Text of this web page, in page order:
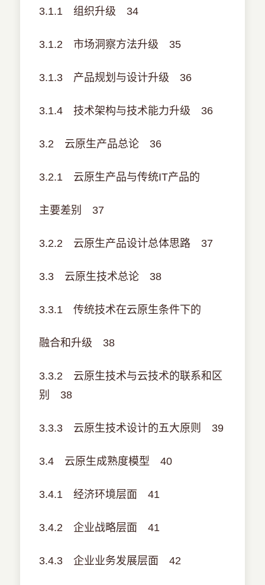
3.1.1 组织升级 34
3.1.2 市场洞察方法升级 35
3.1.3 产品规划与设计升级 36
3.1.4 技术架构与技术能力升级 36
3.2 云原生产品总论 36
3.2.1 云原生产品与传统IT产品的
主要差别 37
3.2.2 云原生产品设计总体思路 37
3.3 云原生技术总论 38
3.3.1 传统技术在云原生条件下的
融合和升级 38
3.3.2 云原生技术与云技术的联系和区
别 38
3.3.3 云原生技术设计的五大原则 39
3.4 云原生成熟度模型 40
3.4.1 经济环境层面 41
3.4.2 企业战略层面 41
3.4.3 企业业务发展层面 42